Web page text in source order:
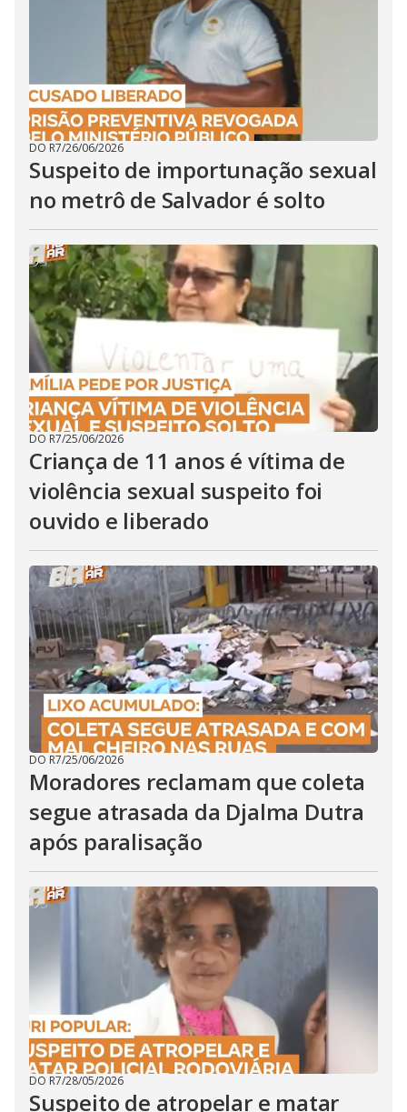
DO R7/26/06/2026
Suspeito de importunação sexual
no metrô de Salvador é solto
DO R7/25/06/2026
Criança de 11 anos é vítima de
violência sexual suspeito foi
ouvido e liberado
DO R7/25/06/2026
Moradores reclamam que coleta
segue atrasada da Djalma Dutra
após paralisação
DO R7/28/05/2026
Suspeito de atropelar e matar